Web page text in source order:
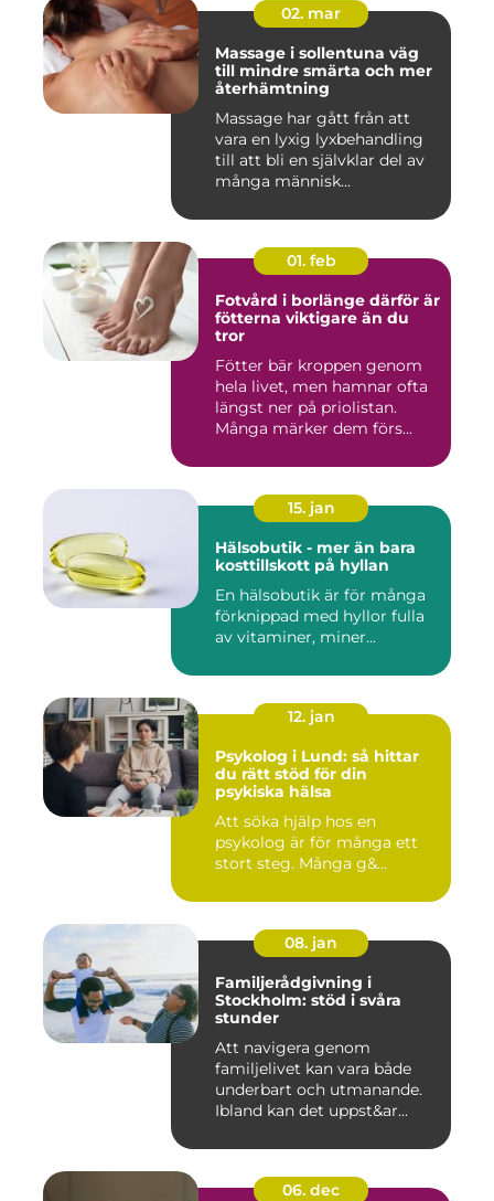
02. mar
Massage i sollentuna väg
till mindre smärta och mer
återhämtning
Massage har gått från att
vara en lyxig lyxbehandling
till att bli en självklar del av
många människ...
01. feb
Fotvård i borlänge därför är
fötterna viktigare än du
tror
Fötter bär kroppen genom
hela livet, men hamnar ofta
längst ner på priolistan.
Många märker dem förs...
15. jan
Hälsobutik - mer än bara
kosttillskott på hyllan
En hälsobutik är för många
förknippad med hyllor fulla
av vitaminer, miner...
12. jan
Psykolog i Lund: så hittar
du rätt stöd för din
psykiska hälsa
Att söka hjälp hos en
psykolog är för många ett
stort steg. Många g&...
08. jan
Familjerådgivning i
Stockholm: stöd i svåra
stunder
Att navigera genom
familjelivet kan vara både
underbart och utmanande.
Ibland kan det uppst&ar...
06. dec